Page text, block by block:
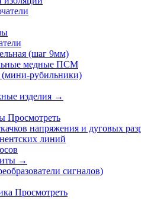
(шаг 9мм)
медные ПСМ
рубильники)
изделия →
Просмотреть
напряжения и дуговых
линий
→
сигналов)
Просмотреть